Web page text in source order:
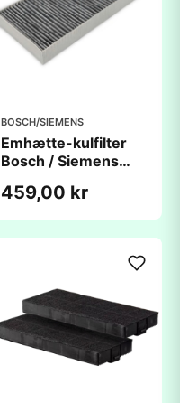
BOSCH/SIEMENS
Emhætte-kulfilter
Bosch / Siemens
(460x190x50mm) -
kompatibelt
459,00 kr